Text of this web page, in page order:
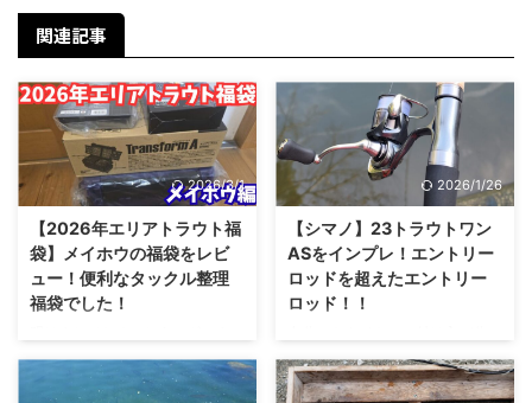
関連記事
2026/3/1
【2026年エリアトラウト福
袋】メイホウの福袋をレビ
ュー！便利なタックル整理
福袋でした！
す！！今年の福袋はメイホウのタ
ックルボックス福袋にしました！
2026/1/26
【シマノ】23トラウトワン
ASをインプレ！エントリー
ロッドを超えたエントリー
ロッド！！
らなくなっていますがそれぐらい
良いロッドだという事を伝えたく